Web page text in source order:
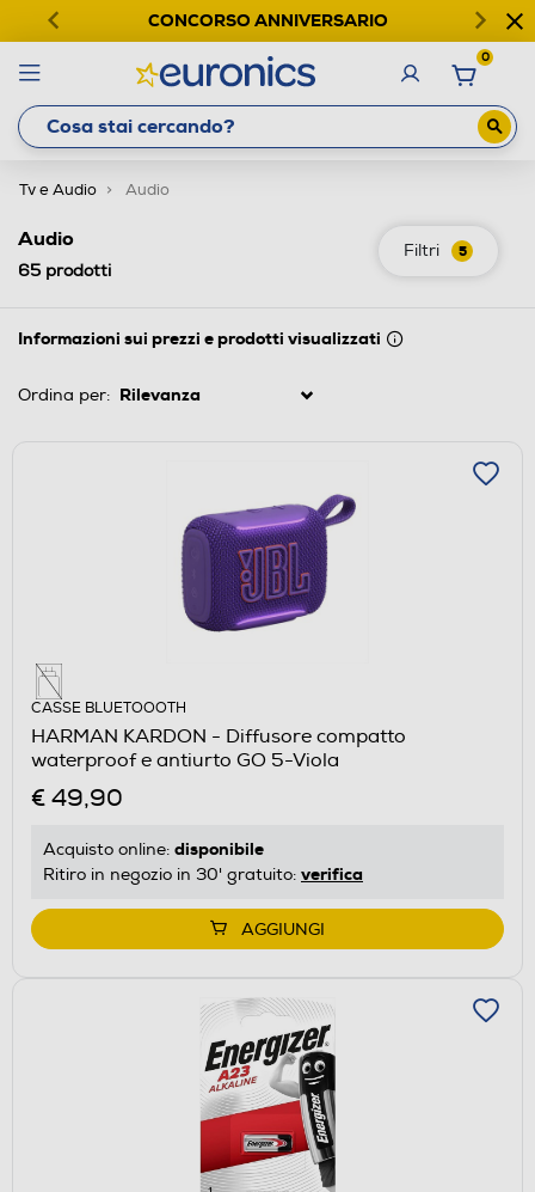
CONCORSO ANNIVERSARIO
0
Tv e Audio Audio
Filtri 5
Audio
65 prodotti
Informazioni sui prezzi e prodotti visualizzati
Ordina per:
CASSE BLUETOOOTH
HARMAN KARDON - Diffusore compatto
waterproof e antiurto GO 5-Viola
€ 49,90
Acquisto online: disponibile
Ritiro in negozio in 30' gratuito: verifica
AGGIUNGI